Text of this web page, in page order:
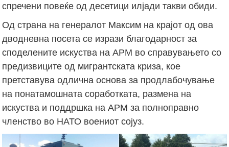
спречени повеќе од десетици илјади такви обиди.
Од страна на генералот Максим на крајот од ова
дводневна посета се изрази благодарност за
споделените искуства на АРМ во справувањето со
предизвиците од мигрантската криза, кое
претставува одлична основа за продлабочување
на понатамошната соработката, размена на
искуства и поддршка на АРМ за полноправно
членство во НАТО воениот сојуз.